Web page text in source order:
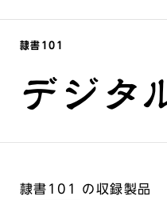
隷書101
デジタ
隷書101 の収録製品